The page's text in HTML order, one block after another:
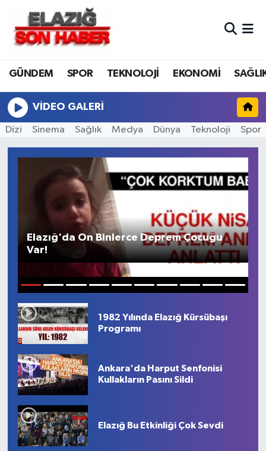
GÜNDEM SPOR TEKNOLOJİ EKONOMİ
VIDEO GALERI
Dizi Sinema Sağlık Medya Dünya Teknoloji Spor
Elazığ'da On Binlerce Deprem Çocuğu
Var!
1982 Yılında Elazığ Kürsübaşı
Programı
Ankara'da Harput Senfonisi
Kullakların Pasını Sildi
Elazığ Bu Etkinliği Çok Sevdi
CANLI YAYIN
ASAYİŞ
BİLİM VE TEKNOLOJİ
DÜNYA
EKONOMİ
GÜNDEM
HABERDE İNSAN
MAGAZİN
MEDYA
ÖZEL HABER
Merkez Hava Durumu
Merkez Trafik Yoğunluk Haritası
Süper Lig Puan Durumu ve Fikstür
Tüm Manşetler
Son Dakika Haberleri
Haber Arşivi